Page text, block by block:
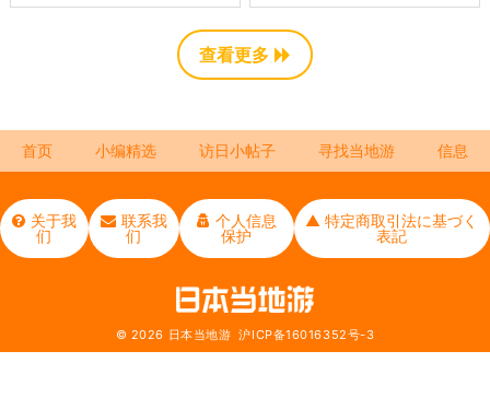
查看更多
首页 小编精选 访日小帖子 寻找当地游 信息
关于我
们
联系我
们
个人信息
保护
▲ 特定商取引法に基づく
表記
© 2026 日本当地游 沪ICP备16016352号-3